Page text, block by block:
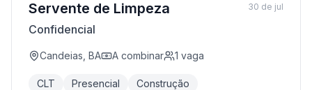
Servente de Limpeza
Confidencial
Candeias, BA A combinar 1 vaga
CLT Presencial Construção
30 de jul